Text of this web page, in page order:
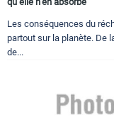
Les conséquences du
partout sur la planète. De
de...